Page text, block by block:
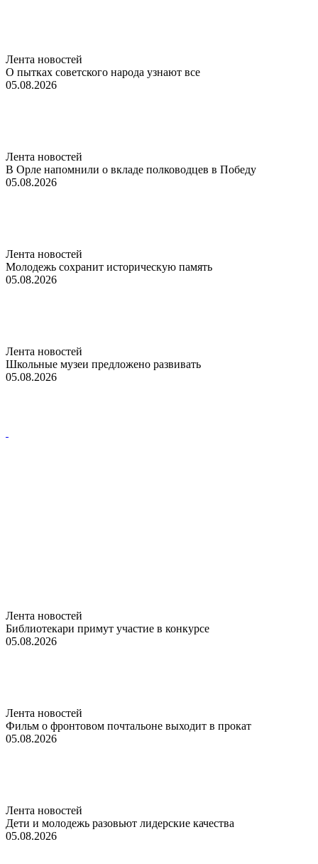
Лента новостей
О пытках советского народа узнают все
05.08.2026
Лента новостей
В Орле напомнили о вкладе полководцев в Победу
05.08.2026
Лента новостей
Молодежь сохранит историческую память
05.08.2026
Лента новостей
Школьные музеи предложено развивать
05.08.2026
Лента новостей
Библиотекари примут участие в конкурсе
05.08.2026
Лента новостей
Фильм о фронтовом почтальоне выходит в прокат
05.08.2026
Лента новостей
Дети и молодежь разовьют лидерские качества
05.08.2026